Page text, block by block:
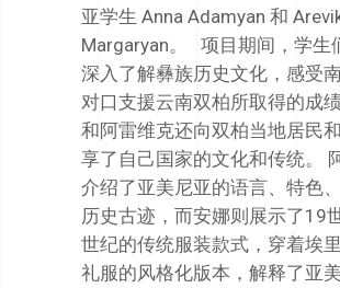
亚学生 Anna Adamyan 和
Margaryan。 项目期间，学生
深入了解彝族历史文化，感受
对口支援云南双柏所取得的成
和阿雷维克还向双柏当地居民
享了自己国家的文化和传统。
介绍了亚美尼亚的语言、特色
历史古迹，而安娜则展示了19
世纪的传统服装款式，穿着埃
礼服的风格化版本，解释了亚